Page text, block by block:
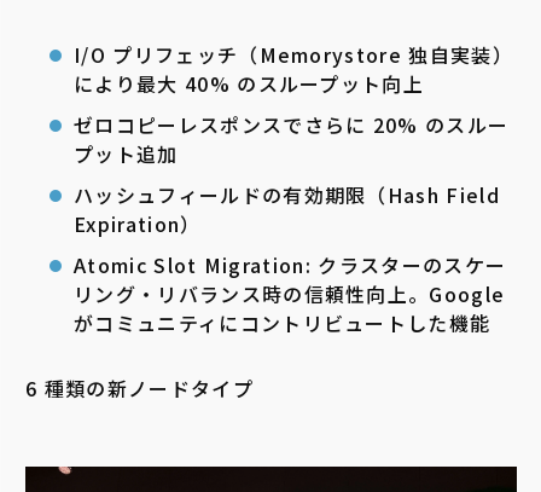
I/O プリフェッチ（Memorystore 独自実装）
により最大 40% のスループット向上
ゼロコピーレスポンスでさらに 20% のスルー
プット追加
ハッシュフィールドの有効期限（Hash Field
Expiration）
Atomic Slot Migration: クラスターのスケー
リング・リバランス時の信頼性向上。Google
がコミュニティにコントリビュートした機能
6 種類の新ノードタイプ